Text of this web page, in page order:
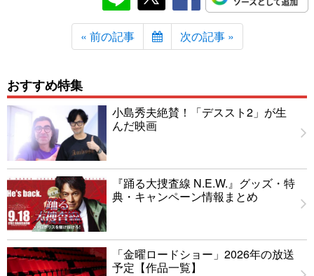
« 前の記事 次の記事 »
おすすめ特集
小島秀夫絶賛！「デススト2」が生
んだ映画
『踊る大捜査線 N.E.W.』グッズ・特
典・キャンペーン情報まとめ
「金曜ロードショー」2026年の放送
予定【作品一覧】